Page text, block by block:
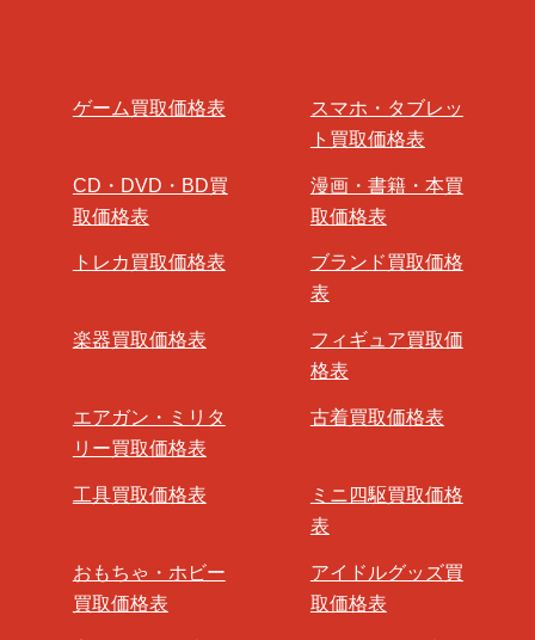
ゲーム買取価格表
スマホ・タブレッ
ト買取価格表
CD・DVD・BD買
取価格表
漫画・書籍・本買
取価格表
トレカ買取価格表
ブランド買取価格
表
楽器買取価格表
フィギュア買取価
格表
エアガン・ミリタ
リー買取価格表
古着買取価格表
工具買取価格表
ミニ四駆買取価格
表
おもちゃ・ホビー
買取価格表
アイドルグッズ買
取価格表